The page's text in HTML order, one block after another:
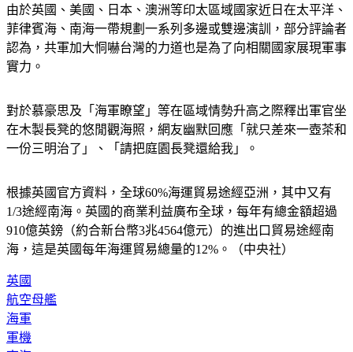
由於英國、美國、日本、澳洲等印太區域國家近日在太平洋、
菲律賓海、南海一帶規劃一系列多邊或雙邊演訓，部分評論者
認為，共軍加大恫嚇台灣的力道也是為了向相關國家展現軍事
對於慕豪思及「海軍瞭望」等在區域情勢升高之際釋出軍官坐
在木製長凳的悠閒觀海照，網友幽默回應「就只差來一壺茶和
根據英國官方資料，全球60%海運貿易途經亞洲，其中又有
1/3途經南海。英國的商業利益廣布全球，每年有總金額超過
910億英鎊（約合新台幣3兆4564億元）的進出口貿易途經南
英國
航空母艦
海軍